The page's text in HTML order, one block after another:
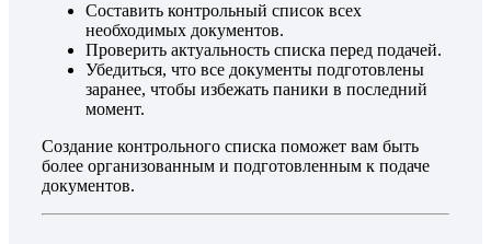
Составить контрольный список всех
необходимых документов.
Проверить актуальность списка перед подачей.
Убедиться, что все документы подготовлены
заранее, чтобы избежать паники в последний
момент.
Создание контрольного списка поможет вам быть
более организованным и подготовленным к подаче
документов.